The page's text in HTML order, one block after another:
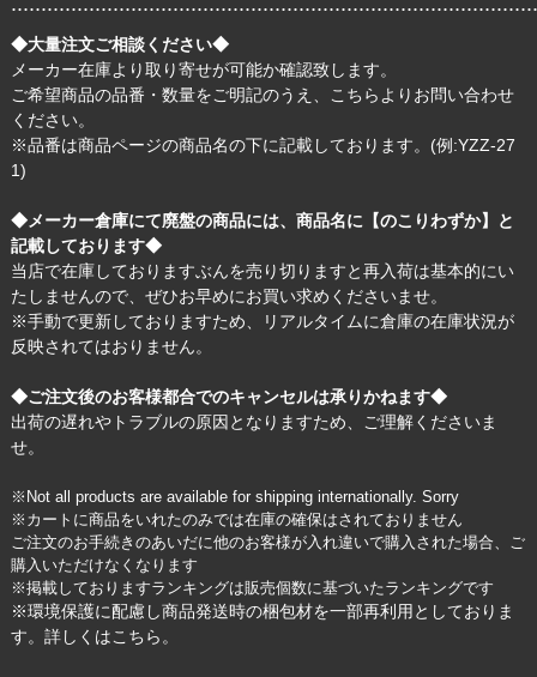
◆大量注文ご相談ください◆
メーカー在庫より取り寄せが可能か確認致します。
ご希望商品の品番・数量をご明記のうえ、
こちら よりお問い合わせ
ください。
※品番は商品ページの商品名の下に記載しております。(例:YZZ-27
1)
◆メーカー倉庫にて廃盤の商品には、商品名に【のこりわずか】と
記載しております◆
当店で在庫しておりますぶんを売り切りますと再入荷は基本的にい
たしませんので、ぜひお早めにお買い求めくださいませ。
※手動で更新しておりますため、リアルタイムに倉庫の在庫状況が
反映されてはおりません。
◆ご注文後のお客様都合でのキャンセルは承りかねます◆
出荷の遅れやトラブルの原因となりますため、ご理解くださいま
せ。
※Not all products are available for shipping internationally. Sorry
※カートに商品をいれたのみでは在庫の確保はされておりません
ご注文のお手続きのあいだに他のお客様が入れ違いで購入された場合、ご
購入いただけなくなります
※掲載しておりますランキングは販売個数に基づいたランキングです
※環境保護に配慮し商品発送時の梱包材を一部再利用としておりま
す。詳しくはこちら 。